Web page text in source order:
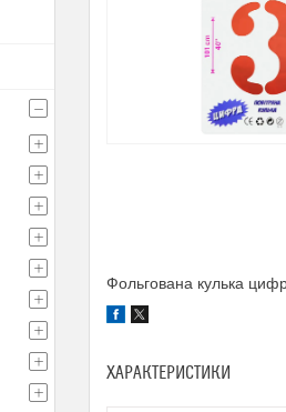
Фольгована кулька
ХАРАКТЕРИСТИКИ